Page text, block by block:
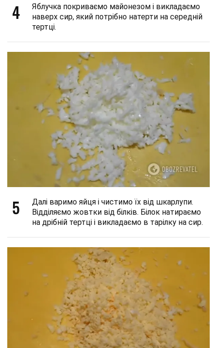
4
Яблучка покриваємо майонезом і викладаємо
наверх сир, який потрібно натерти на середній
тертці.
5
Далі варимо яйця і чистимо їх від шкарлупи.
Відділяємо жовтки від білків. Білок натираємо
на дрібній тертці і викладаємо в тарілку на сир.